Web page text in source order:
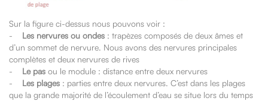
Sur la figure ci-dessus nous pouvons voir :
- Les nervures ou ondes : trapèzes composés de deux âmes et
d’un sommet de nervure. Nous avons des nervures principales
complètes et deux nervures de rives
- Le pas ou le module : distance entre deux nervures
- Les plages : parties entre deux nervures. C’est dans les plages
que la grande majorité de l’écoulement d’eau se situe lors du temps